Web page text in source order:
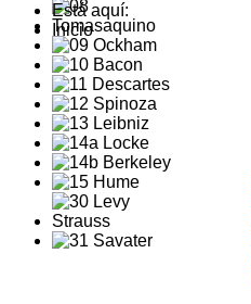
Está aquí:
Inicio